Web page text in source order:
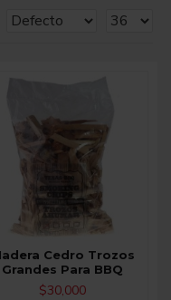
Cedro Trozos
Grandes Para BBQ
$30,000